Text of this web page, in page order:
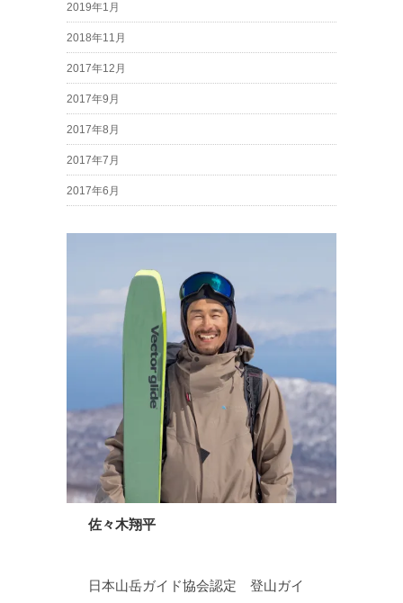
2019年1月
2018年11月
2017年12月
2017年9月
2017年8月
2017年7月
2017年6月
佐々木翔平
日本山岳ガイド協会認定 登山ガイ